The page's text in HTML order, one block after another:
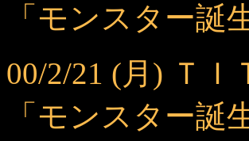
「モンスター誕
00/2/21 (月) Ｔ
「モンスター誕